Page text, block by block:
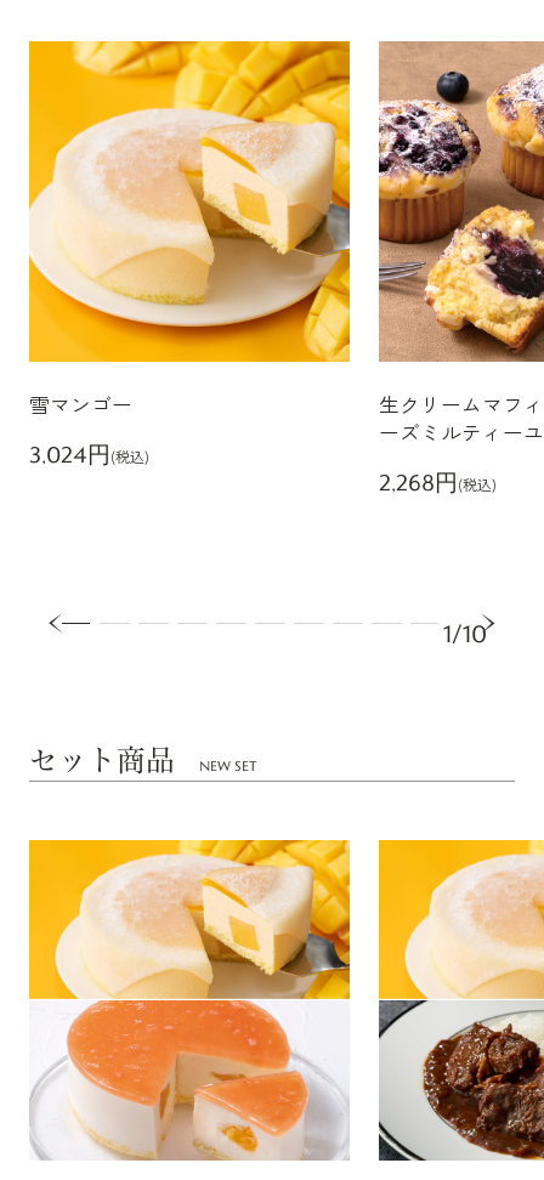
雪マンゴー
3,024円(税込)
生クリームマフ
ーズミルティー
2,268円(税込)
1/10
セット商品 NEW SET